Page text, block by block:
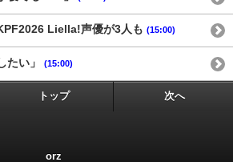
Liella!声優が3人も (15:00)
たい」 (15:00)
トップ 次へ
orz